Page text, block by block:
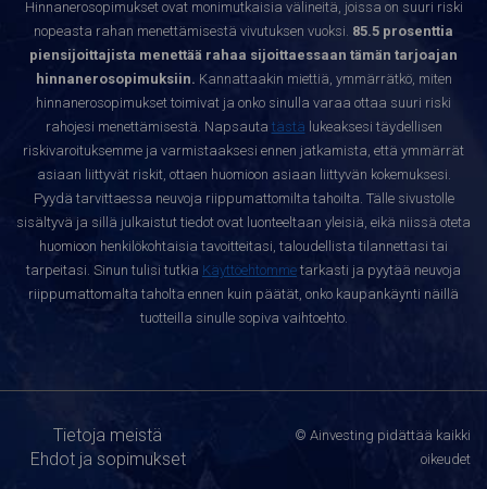
Hinnanerosopimukset ovat monimutkaisia välineitä, joissa on suuri riski
nopeasta rahan menettämisestä vivutuksen vuoksi. 85.5 prosenttia
piensijoittajista menettää rahaa sijoittaessaan tämän tarjoajan
hinnanerosopimuksiin. Kannattaakin miettiä, ymmärrätkö, miten
hinnanerosopimukset toimivat ja onko sinulla varaa ottaa suuri riski
rahojesi menettämisestä. Napsauta tästä lukeaksesi täydellisen
riskivaroituksemme ja varmistaaksesi ennen jatkamista, että ymmärrät
asiaan liittyvät riskit, ottaen huomioon asiaan liittyvän kokemuksesi.
Pyydä tarvittaessa neuvoja riippumattomilta tahoilta. Tälle sivustolle
sisältyvä ja sillä julkaistut tiedot ovat luonteeltaan yleisiä, eikä niissä oteta
huomioon henkilökohtaisia tavoitteitasi, taloudellista tilannettasi tai
tarpeitasi. Sinun tulisi tutkia Käyttöehtomme tarkasti ja pyytää neuvoja
riippumattomalta taholta ennen kuin päätät, onko kaupankäynti näillä
tuotteilla sinulle sopiva vaihtoehto.
Tietoja meistä
Ehdot ja sopimukset
© Ainvesting pidättää kaikki
oikeudet